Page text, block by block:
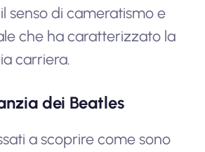
senso di cameratismo e
che ha caratterizzato la
carriera.
dei Beatles
a scoprire come sono